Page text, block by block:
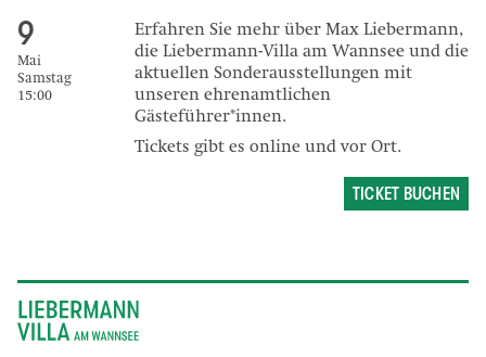
Erfahren Sie mehr über Max Liebermann,
die Liebermann-Villa am Wannsee und die
aktuellen Sonderausstellungen mit
unseren ehrenamtlichen
Gästeführer*innen.
Tickets gibt es online und vor Ort.
9
Mai
Samstag
15:00
TICKET BUCHEN